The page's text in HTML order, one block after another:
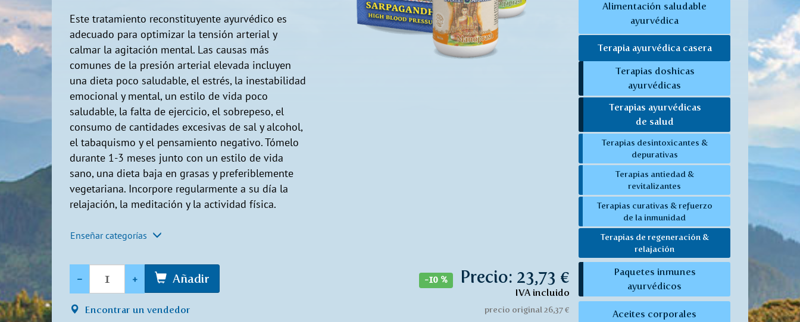
Este tratamiento reconstituyente ayurvédico es
adecuado para optimizar la tensión arterial y
calmar la agitación mental. Las causas más
comunes de la presión arterial elevada incluyen
una dieta poco saludable, el estrés, la inestabilidad
emocional y mental, un estilo de vida poco
saludable, la falta de ejercicio, el sobrepeso, el
consumo de cantidades excesivas de sal y alcohol,
el tabaquismo y el pensamiento negativo. Tómelo
durante 1-3 meses junto con un estilo de vida
sano, una dieta baja en grasas y preferiblemente
vegetariana. Incorpore regularmente a su día la
relajación, la meditación y la actividad física.
Enseñar categorías
- + Añadir
Encontrar un vendedor
-10 % Precio: 23,73 €
IVA incluido
precio original 26,37 €
Alimentación saludable
ayurvédica
Terapia ayurvédica casera
Terapias doshicas
ayurvédicas
Terapias ayurvédicas
de salud
Terapias desintoxicantes &
depurativas
Terapias antiedad &
revitalizantes
Terapias curativas & refuerzo
de la inmunidad
Terapias de regeneración &
relajación
Paquetes inmunes
ayurvédicos
Aceites corporales